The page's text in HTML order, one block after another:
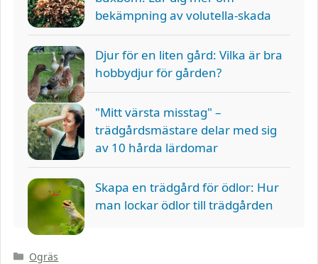
bekämpning av volutella-skada
Djur för en liten gård: Vilka är bra
hobbydjur för gården?
"Mitt värsta misstag" –
trädgårdsmästare delar med sig
av 10 hårda lärdomar
Skapa en trädgård för ödlor: Hur
man lockar ödlor till trädgården
Kategorier
Ogräs